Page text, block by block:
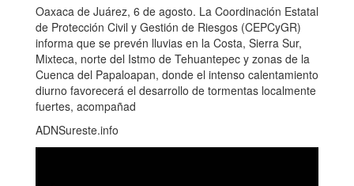
Oaxaca de Juárez, 6 de agosto. La Coordinación Estatal
de Protección Civil y Gestión de Riesgos (CEPCyGR)
informa que se prevén lluvias en la Costa, Sierra Sur,
Mixteca, norte del Istmo de Tehuantepec y zonas de la
Cuenca del Papaloapan, donde el intenso calentamiento
diurno favorecerá el desarrollo de tormentas localmente
fuertes, acompañad
ADNSureste.info